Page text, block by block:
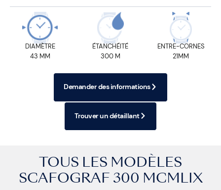
DIAMÈTRE
43 MM
ÉTANCHÉITÉ
300 M
ENTRE-CORNES
21MM
Demander des informations
Trouver un détaillant
TOUS LES MODÈLES
SCAFOGRAF 300 MCMLIX